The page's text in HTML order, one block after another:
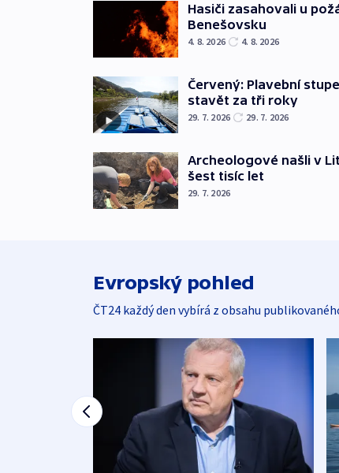
Hasiči zasahovali u
Benešovsku
4. 8. 2026 4. 8. 2026
Červený: Plavební
stavět za tři roky
29. 7. 2026 29. 7. 2026
Archeologové našli v
šest tisíc let
29. 7. 2026
Evropský pohled
ČT24 každý den vybírá z obsahu